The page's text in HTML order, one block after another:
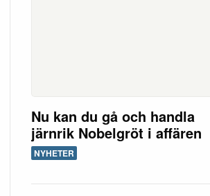
Nu kan du gå och handla
järnrik Nobelgröt i affären
NYHETER